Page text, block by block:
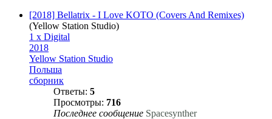
[2018] Bellatrix - I Love KOTO (Covers And Remixes)
(Yellow Station Studio)
1 x Digital
2018
Yellow Station Studio
Польша
сборник
Ответы: 5
Просмотры: 716
Последнее сообщение Spacesynther